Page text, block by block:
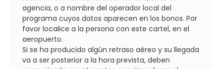
agencia, o a nombre del operador local del
programa cuyos datos aparecen en los bonos. Por
favor localice a la persona con este cartel, en el
aeropuerto.
Si se ha producido algún retraso aéreo y su llegada
va a ser posterior a la hora prevista, deben